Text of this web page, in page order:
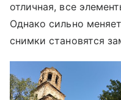
отличная, все
Однако сильно
снимки становятся